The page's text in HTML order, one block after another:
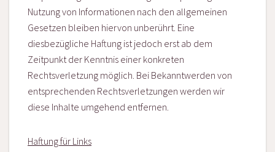
Nutzung von Informationen nach den allgemeinen
Gesetzen bleiben hiervon unberührt. Eine
diesbezügliche Haftung ist jedoch erst ab dem
Zeitpunkt der Kenntnis einer konkreten
Rechtsverletzung möglich. Bei Bekanntwerden von
entsprechenden Rechtsverletzungen werden wir
diese Inhalte umgehend entfernen.
Haftung für Links